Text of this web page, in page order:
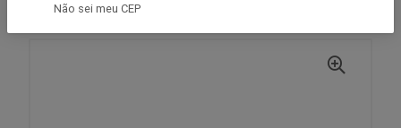
INÍCIO CREME CHANTILLY GRAN FIN 200ML
Não sei meu CEP